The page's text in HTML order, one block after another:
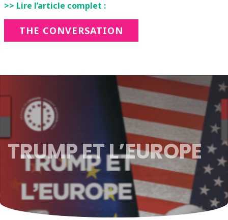
>> Lire l’article complet :
THE CONVERSATION
TRUMP ET L’EUROPE